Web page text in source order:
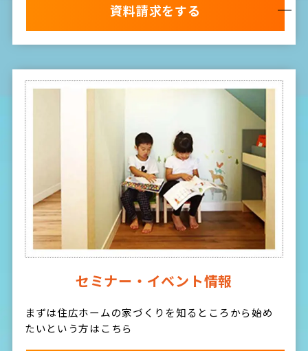
資料請求をする
セミナー・イベント情報
まずは住広ホームの家づくりを知るところから始め
たいという方はこちら